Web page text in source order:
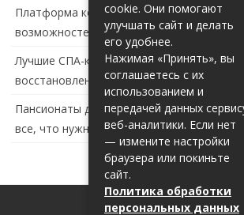
Платформа контейнеризации в России:
возможностей и перспектив развития
Лучшие СПА-комплексы в Тольятти с
восстановление за городом
Пансионаты для пожилых с деменцией в
все, что нужно знать
cookie. Они помогают
улучшать сайт и делать
его удобнее.
Нажимая «Принять», вы
соглашаетесь с их
использованием и
передачей данных
веб-аналитики. Если нет
— измените настройки
браузера или покиньте
сайт.
Политика обработки
персональных данных